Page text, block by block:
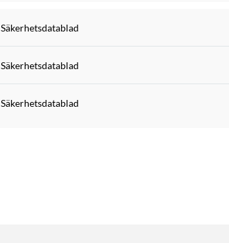
Säkerhetsdatablad
Säkerhetsdatablad
Säkerhetsdatablad